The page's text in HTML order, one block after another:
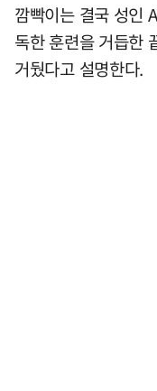
깜빡이는 결국 성인
독한 훈련을 거듭한
거뒀다고 설명한다.